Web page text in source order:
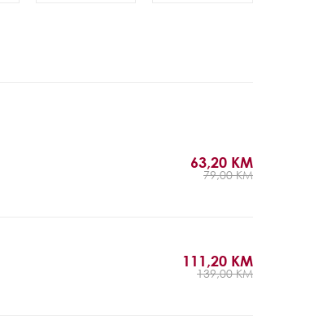
63,20 KM
79,00 KM
111,20 KM
139,00 KM